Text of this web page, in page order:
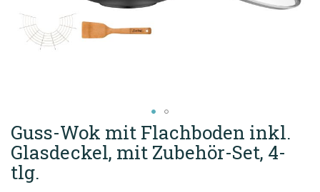
Zum
Anfang
der
Bildgalerie
springen
Guss-Wok mit Flachboden inkl.
Glasdeckel, mit Zubehör-Set, 4-
tlg.